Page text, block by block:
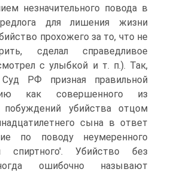
незначительного повода в
для лишения жизни
прохожего за то, что не
сделал справедливое
с улыбкой и т. п.). Так,
РФ призная правильной
как совершенного из
побуждений убийства отцом
сына в ответ
по поводу неумеренного
спиртного'. Убийство без
ошибочно называют